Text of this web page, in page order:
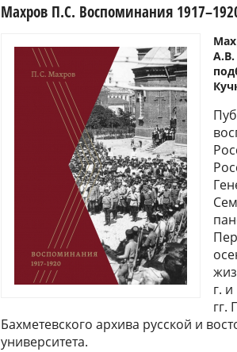
Махров П.С. Воспоминания
А.В.
г.
гг.
Бахметевского архива русской и
университета.